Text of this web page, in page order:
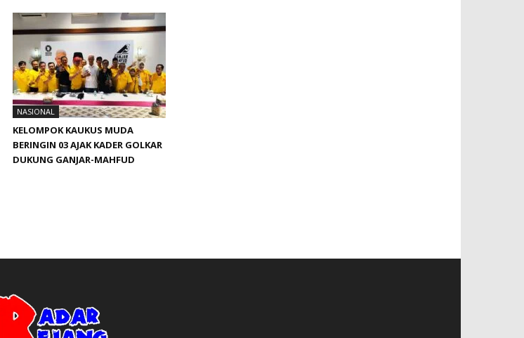
NASIONAL
KELOMPOK KAUKUS MUDA
BERINGIN 03 AJAK KADER GOLKAR
DUKUNG GANJAR-MAHFUD